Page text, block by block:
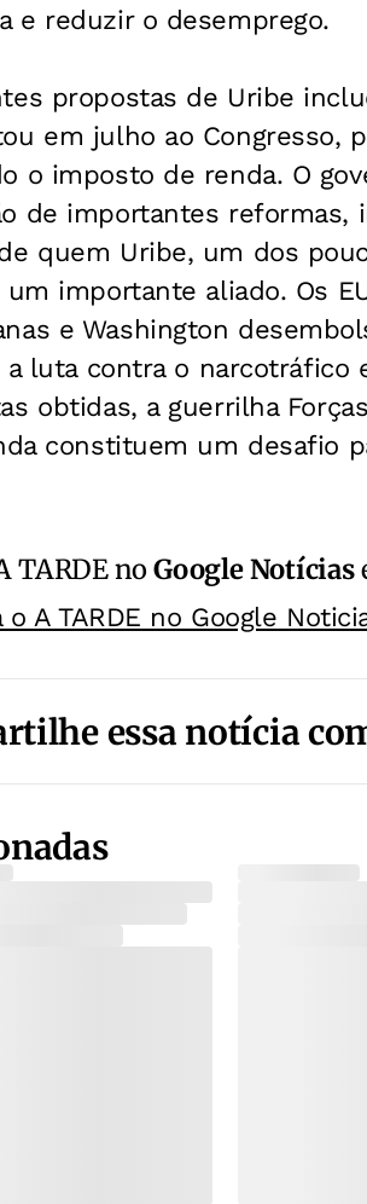
e reduzir o desemprego.
propostas de Uribe
em julho ao Congresso,
o imposto de renda. O
de importantes reformas,
quem Uribe, um dos
um importante aliado. Os
e Washington
luta contra o narcotráfico
obtidas, a guerrilha
constituem um desafio
TARDE noGoogle Notícias
o A TARDE no Google
essa notícia